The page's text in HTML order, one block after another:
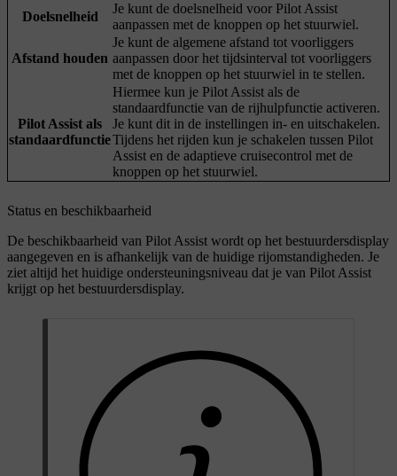
Doelsnelheid
Je kunt de doelsnelheid voor Pilot Assist
aanpassen met de knoppen op het stuurwiel.
Afstand houden
Je kunt de algemene afstand tot voorliggers
aanpassen door het tijdsinterval tot voorliggers
met de knoppen op het stuurwiel in te stellen.
Pilot Assist als
standaardfunctie
Hiermee kun je Pilot Assist als de
standaardfunctie van de rijhulpfunctie activeren.
Je kunt dit in de instellingen in- en uitschakelen.
Tijdens het rijden kun je schakelen tussen Pilot
Assist en de adaptieve cruisecontrol met de
knoppen op het stuurwiel.
Status en beschikbaarheid
De beschikbaarheid van Pilot Assist wordt op het bestuurdersdisplay
aangegeven en is afhankelijk van de huidige rijomstandigheden. Je
ziet altijd het huidige ondersteuningsniveau dat je van Pilot Assist
krijgt op het bestuurdersdisplay.